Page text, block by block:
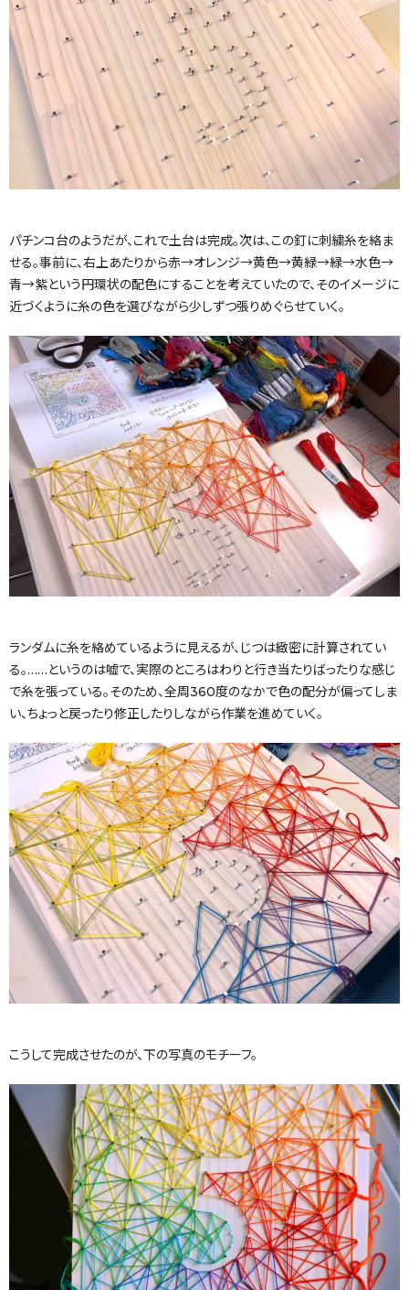
パチンコ台のようだが、これで土台は完成。次は、この釘に刺繍糸を絡ま
せる。事前に、右上あたりから赤→オレンジ→黄色→黄緑→緑→水色→
青→紫という円環状の配色にすることを考えていたので、そのイメージに
近づくように糸の色を選びながら少しずつ張りめぐらせていく。
ランダムに糸を絡めているように見えるが、じつは緻密に計算されてい
る。……というのは嘘で、実際のところはわりと行き当たりばったりな感じ
で糸を張っている。そのため、全周360度のなかで色の配分が偏ってしま
い、ちょっと戻ったり修正したりしながら作業を進めていく。
こうして完成させたのが、下の写真のモチーフ。